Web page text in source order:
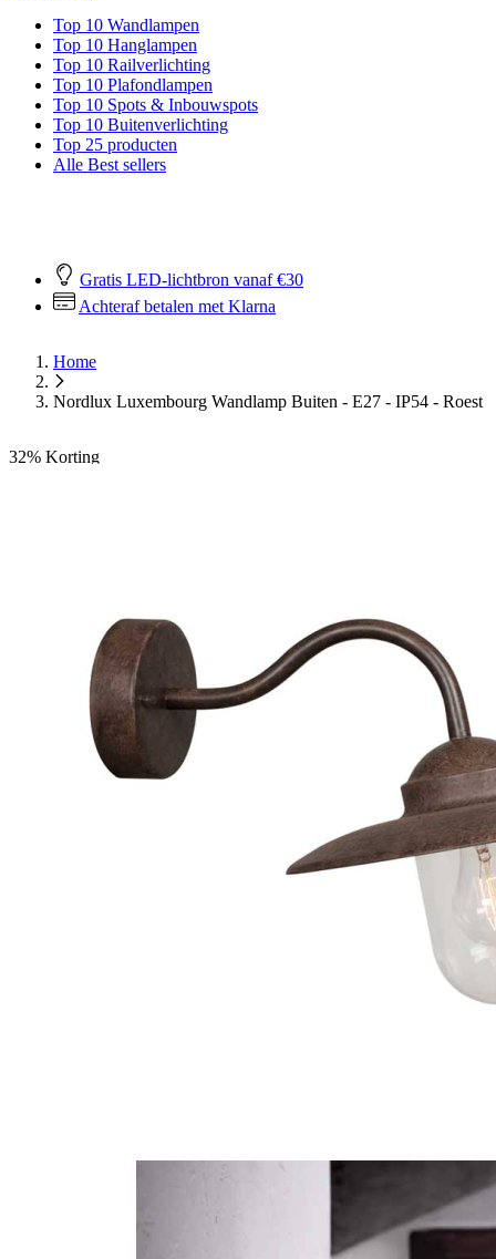
Top 10 Wandlampen
Top 10 Hanglampen
Top 10 Railverlichting
Top 10 Plafondlampen
Top 10 Spots & Inbouwspots
Top 10 Buitenverlichting
Top 25 producten
Alle Best sellers
Gratis LED-lichtbron vanaf €30
Achteraf betalen met Klarna
Home
Nordlux Luxembourg Wandlamp Buiten - E27 - IP54 - Roest
32% Korting